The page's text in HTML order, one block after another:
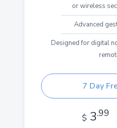
or wireless
Advanced
Designed for digital
7 Day
$ 3.99